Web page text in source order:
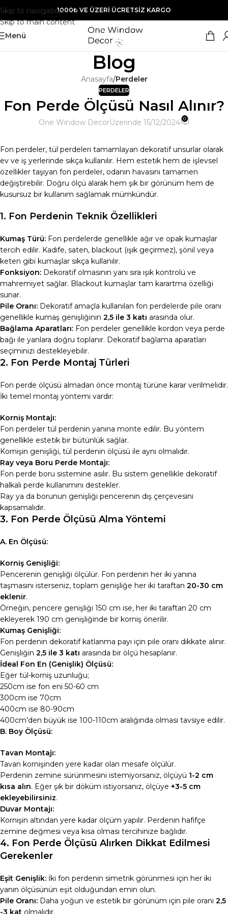
Skip to navigation
Skip to main content
1000₺ VE ÜZERİ ÜCRETSİZ KARGO
Menü
Blog
Anasayfa/Perdeler
PERDELER
Fon Perde Ölçüsü Nasıl Alınır?
One Window DecorÜzerinde 15/12/2024 0
Fon perdeler, tül perdeleri tamamlayan dekoratif unsurlar olarak
ev ve iş yerlerinde sıkça kullanılır. Hem estetik hem de işlevsel
özellikler taşıyan fon perdeler, odanın havasını tamamen
değiştirebilir. Doğru ölçü alarak hem şık bir görünüm hem de
kusursuz bir kullanım sağlamak mümkündür.
1. Fon Perdenin Teknik Özellikleri
Kumaş Türü: Fon perdelerde genellikle ağır ve opak kumaşlar
tercih edilir. Kadife, saten, blackout (ışık geçirmez), şönil veya
keten gibi kumaşlar sıkça kullanılır.
Fonksiyon: Dekoratif olmasının yanı sıra ışık kontrolü ve
mahremiyet sağlar. Blackout kumaşlar tam karartma özelliği
sunar.
Pile Oranı: Dekoratif amaçla kullanılan fon perdelerde pile oranı
genellikle kumaş genişliğinin 2,5 ile 3 katı arasında olur.
Bağlama Aparatları: Fon perdeler genellikle kordon veya perde
bağı ile yanlara doğru toplanır. Dekoratif bağlama aparatları
seçiminizi destekleyebilir.
2. Fon Perde Montaj Türleri
Fon perde ölçüsü almadan önce montaj türüne karar verilmelidir.
İki temel montaj yöntemi vardır:
Korniş Montajı:
Fon perdeler tül perdenin yanına monte edilir. Bu yöntem
genellikle estetik bir bütünlük sağlar.
Kornişin genişliği, tül perdenin ölçüsü ile aynı olmalıdır.
Ray veya Boru Perde Montajı:
Fon perde boru sistemine asılır. Bu sistem genellikle dekoratif
halkalı perde kullanımını destekler.
Ray ya da borunun genişliği pencerenin dış çerçevesini
kapsamalıdır.
3. Fon Perde Ölçüsü Alma Yöntemi
A. En Ölçüsü:
Korniş Genişliği:
Pencerenin genişliği ölçülür. Fon perdenin her iki yanına
taşmasını isterseniz, toplam genişliğe her iki taraftan 20-30 cm
eklenir.
Örneğin, pencere genişliği 150 cm ise, her iki taraftan 20 cm
ekleyerek 190 cm genişliğinde bir korniş önerilir.
Kumaş Genişliği:
Fon perdenin dekoratif katlanma payı için pile oranı dikkate alınır.
Genişliğin 2,5 ile 3 katı arasında bir ölçü hesaplanır.
İdeal Fon En (Genişlik) Ölçüsü:
Eğer tül-korniş uzunluğu;
250cm ise fon eni 50-60 cm
300cm ise 70cm
400cm ise 80-90cm
400cm’den büyük ise 100-110cm aralığında olması tavsiye edilir.
B. Boy Ölçüsü:
Tavan Montajı:
Tavan kornişinden yere kadar olan mesafe ölçülür.
Perdenin zemine sürünmesini istemiyorsanız, ölçüyü 1-2 cm
kısa alın. Eğer şık bir döküm istiyorsanız, ölçüye +3-5 cm
ekleyebilirsiniz.
Duvar Montajı:
Kornişin altından yere kadar ölçüm yapılır. Perdenin hafifçe
zemine değmesi veya kısa olması tercihinize bağlıdır.
4. Fon Perde Ölçüsü Alırken Dikkat Edilmesi
Gerekenler
Eşit Genişlik: İki fon perdenin simetrik görünmesi için her iki
yanın ölçüsünün eşit olduğundan emin olun.
Pile Oranı: Daha yoğun ve estetik bir görünüm için pile oranı 2,5
-3 kat olmalıdır.